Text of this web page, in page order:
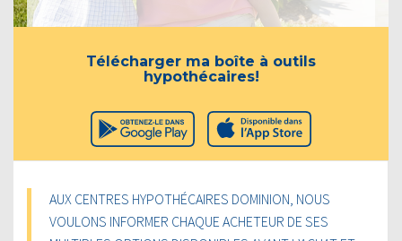
Télécharger ma boîte à outils
hypothécaires!
AUX CENTRES HYPOTHÉCAIRES DOMINION, NOUS
VOULONS INFORMER CHAQUE ACHETEUR DE SES